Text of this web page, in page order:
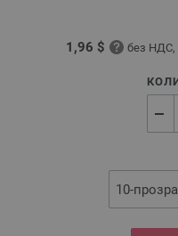
1,96 $ без НДС,